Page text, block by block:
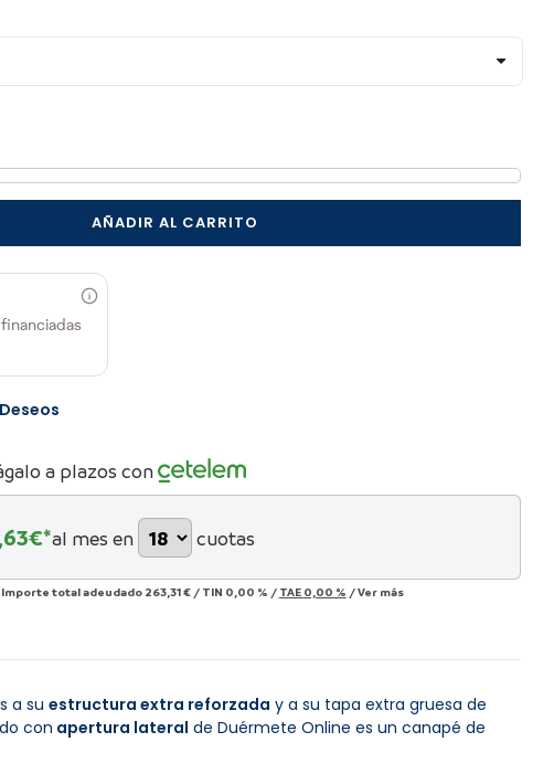
AÑADIR AL CARRITO
a plazos con
€*al mes en cuotas
Importe total adeudado 263,31 €/ TIN 0,00 % / TAE 0,00 % /Ver más
a su estructura extra reforzada y a su tapa extra gruesa de
con apertura lateral de Duérmete Online es un canapé de